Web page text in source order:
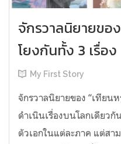
จักรวาลนิยายขอ
โยงกันทั้ง 3 เรื่อง
My First Story
จักรวาลนิยายของ “เทียน
ดำเนินเรื่องบนโลกเดียวกั
ตัวเอกในแต่ละภาค แต่สา